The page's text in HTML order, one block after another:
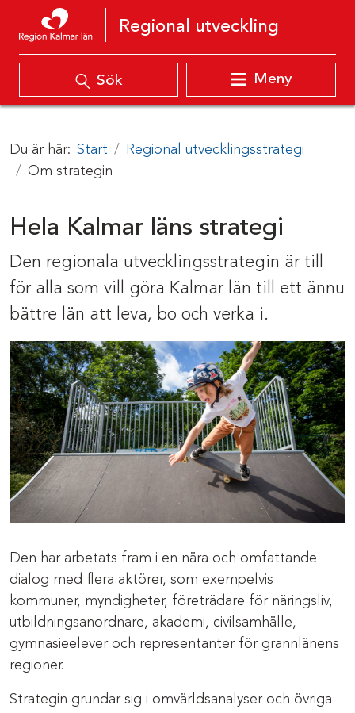
Hoppa till innehåll
Regional utveckling
Sök Meny
Du är här: Start
Regional utvecklingsstrategi
Om strategin
Hela Kalmar läns strategi
Den regionala utvecklingsstrategin är till
för alla som vill göra Kalmar län till ett ännu
bättre län att leva, bo och verka i.
Den har arbetats fram i en nära och omfattande
dialog med flera aktörer, som exempelvis
kommuner, myndigheter, företrädare för näringsliv,
utbildningsanordnare, akademi, civilsamhälle,
gymnasieelever och representanter för grannlänens
regioner.
Strategin grundar sig i omvärldsanalyser och övriga